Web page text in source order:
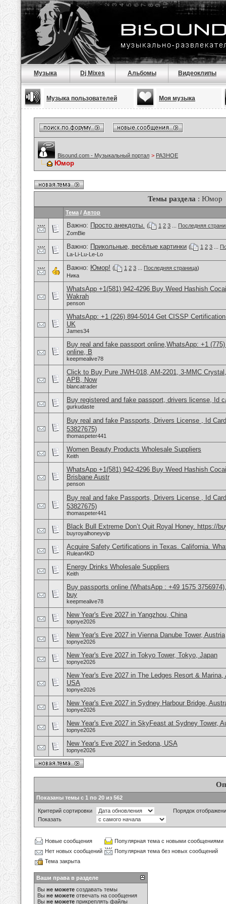
Музыка Dj Mixes Альбомы Видеоклипы
Музыка пользователей Моя музыка
Bisound.com - Музыкальный портал > РАЗНОЕ
Юмор
Темы раздела : Юмор
Тема / Автор
Важно: Просто анекдоты. ( 1 2 3
Последняя
ZomBie
Важно: Прикольные, весёлые картинки ( 1 2 3
La-Li-Lu-Le-Lo
Важно: Юмор! ( 1 2 3 Последняя страница)
Ника
WhatsApp +1(581) 942-4296 Buy Weed Hashish
Wakrah
penson
WhatsApp: +1 (226) 894-5014​ Get CISSP
UK
James34
Buy real and fake passport online,WhatsApp: +1
online, B
keepmealive78
Click to Buy Pure JWH-018, AM-2201, 3-MMC
APB, Now
blancatrader
Buy registered and fake passport, drivers license, Id
gurkudaste
Buy real and fake Passports, Drivers License , Id
53827675)
thomaspeter441
Women Beauty Products Wholesale Suppliers
Keith
WhatsApp +1(581) 942-4296 Buy Weed Hashish
Brisbane Austr
penson
Buy real and fake Passports, Drivers License , Id
53827675)
thomaspeter441
Black Bull Extreme Don’t Quit Royal Honey. https://
buyroyalhoneyvip
Acquire Safety Certifications in Texas. California.
Rulean4KD
Energy Drinks Wholesale Suppliers
Keith
Buy passports online (WhatsApp : +49 1575
buy
keepmealive78
New Year's Eve 2027 in Yangzhou, China
topnye2026
New Year's Eve 2027 in Vienna Danube Tower, Austria
topnye2026
New Year's Eve 2027 in Tokyo Tower, Tokyo, Japan
topnye2026
New Year's Eve 2027 in The Ledges Resort &
USA
topnye2026
New Year's Eve 2027 in Sydney Harbour Bridge,
topnye2026
New Year's Eve 2027 in SkyFeast at Sydney Tower,
topnye2026
New Year's Eve 2027 in Sedona, USA
topnye2026
Показаны темы с 1 по 20 из 562
Критерий сортировки
Порядок
Показать
Новые сообщения
Популярная тема с новыми сообщениями
Нет новых сообщений
Популярная тема без новых сообщений
Тема закрыта
Ваши права в разделе
Вы не можете создавать темы
Вы не можете отвечать на сообщения
Вы не можете прикреплять файлы